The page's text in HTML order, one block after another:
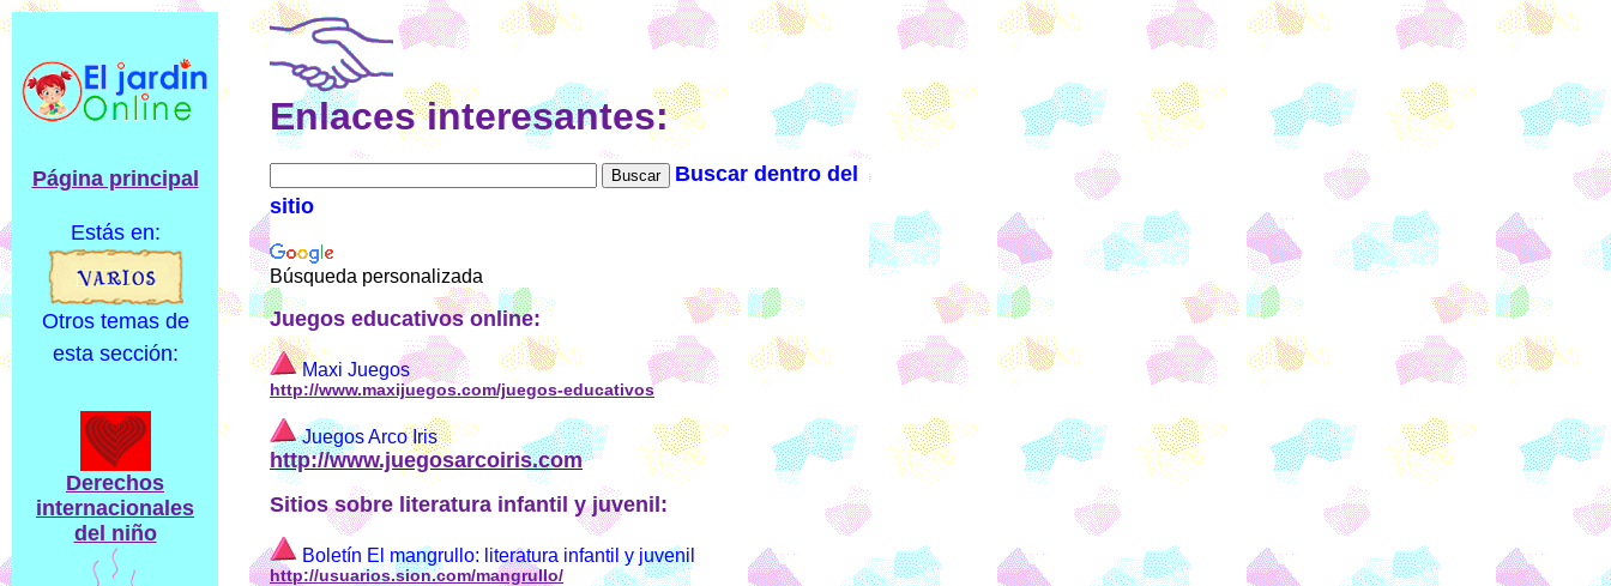
Página principal
Estás en:
Otros temas de
esta sección:
Derechos
internacionales
del niño
Enlaces interesantes:
Buscar dentro del
sitio
Búsqueda personalizada
Juegos educativos online:
Maxi Juegos
http://www.maxijuegos.com/juegos-educativos
Juegos Arco Iris
http://www.juegosarcoiris.com
Sitios sobre literatura infantil y juvenil:
Boletín El mangrullo: literatura infantil y juvenil
http://usuarios.sion.com/mangrullo/